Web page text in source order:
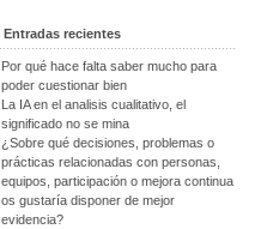
Entradas recientes
Por qué hace falta saber mucho para
poder cuestionar bien
La IA en el analisis cualitativo, el
significado no se mina
¿Sobre qué decisiones, problemas o
prácticas relacionadas con personas,
equipos, participación o mejora continua
os gustaría disponer de mejor
evidencia?